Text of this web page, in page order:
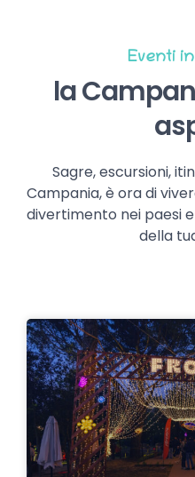
Eventi in
la
Sagre, escursioni,
Campania, è ora di
divertimento nei paesi
della